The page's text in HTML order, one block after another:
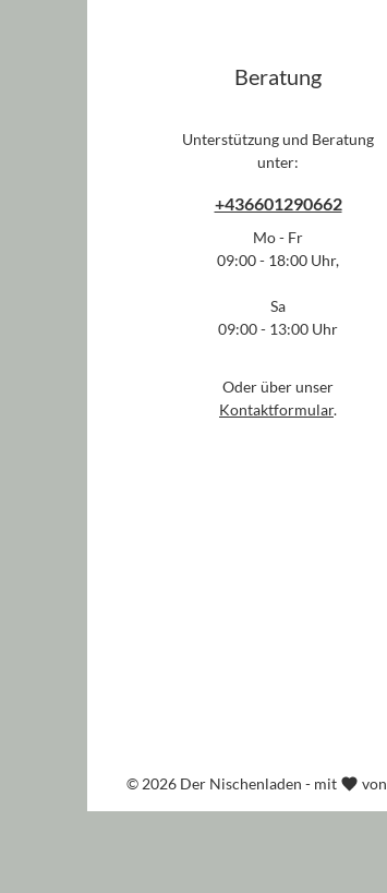
Beratung
Unterstützung und Beratung
unter:
+436601290662
Mo - Fr
09:00 - 18:00 Uhr,
Sa
09:00 - 13:00 Uhr
Oder über unser
Kontaktformular.
© 2026 Der Nischenladen - mit von